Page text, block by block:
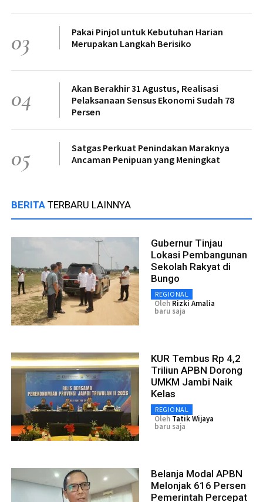
03
Pakai Pinjol untuk Kebutuhan Harian
Merupakan Langkah Berisiko
04
Akan Berakhir 31 Agustus, Realisasi
Pelaksanaan Sensus Ekonomi Sudah 78
Persen
05
Satgas Perkuat Penindakan Maraknya
Ancaman Penipuan yang Meningkat
BERITA TERBARU LAINNYA
Gubernur Tinjau
Lokasi Pembangunan
Sekolah Rakyat di
Bungo
REGIONAL
Oleh Rizki Amalia
baru saja
KUR Tembus Rp 4,2
Triliun APBN Dorong
UMKM Jambi Naik
Kelas
REGIONAL
Oleh Tatik Wijaya
baru saja
Belanja Modal APBN
Melonjak 616 Persen
Pemerintah Percepat